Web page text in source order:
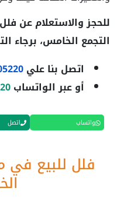
للحجز والاستعلام عن
التجمع الخامس، برجاء
اتصل بنا علي
أو عبر الواتساب
واتساب اتصل
فلل للبيع في